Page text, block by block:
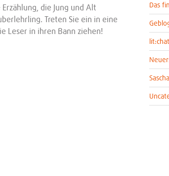
die Jung und Alt
Treten Sie ein in eine
Leser in ihren Bann ziehen!
Das
lit:chat